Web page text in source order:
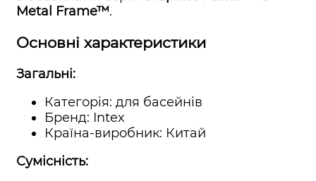
Metal Frame™.
Основні характеристики
Загальні:
Категорія: для басейнів
Бренд: Intex
Країна-виробник: Китай
Сумісність: